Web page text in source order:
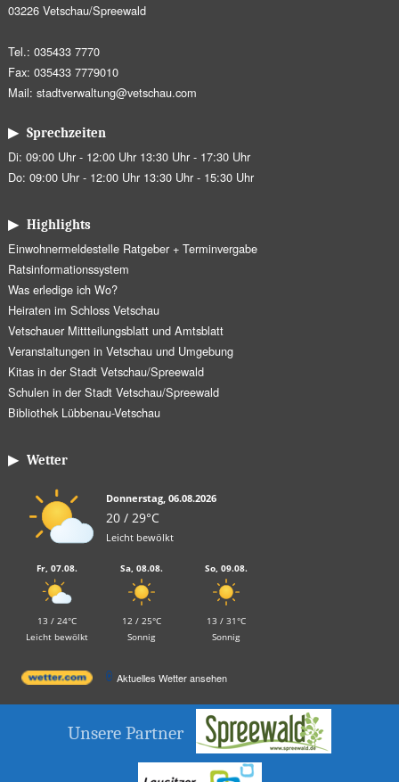
03226 Vetschau/Spreewald
Tel.: 035433 7770
Fax: 035433 7779010
Mail: stadtverwaltung@vetschau.com
▶ Sprechzeiten
Di: 09:00 Uhr - 12:00 Uhr 13:30 Uhr - 17:30 Uhr
Do: 09:00 Uhr - 12:00 Uhr 13:30 Uhr - 15:30 Uhr
▶ Highlights
Einwohnermeldestelle Ratgeber + Terminvergabe
Ratsinformationssystem
Was erledige ich Wo?
Heiraten im Schloss Vetschau
Vetschauer Mittteilungsblatt und Amtsblatt
Veranstaltungen in Vetschau und Umgebung
Kitas in der Stadt Vetschau/Spreewald
Schulen in der Stadt Vetschau/Spreewald
Bibliothek Lübbenau-Vetschau
▶ Wetter
Donnerstag, 06.08.2026
20 / 29°C
Leicht bewölkt
Fr, 07.08.
13 / 24°C
Leicht bewölkt
Sa, 08.08.
12 / 25°C
Sonnig
So, 09.08.
13 / 31°C
Sonnig
Aktuelles Wetter ansehen
Unsere Partner